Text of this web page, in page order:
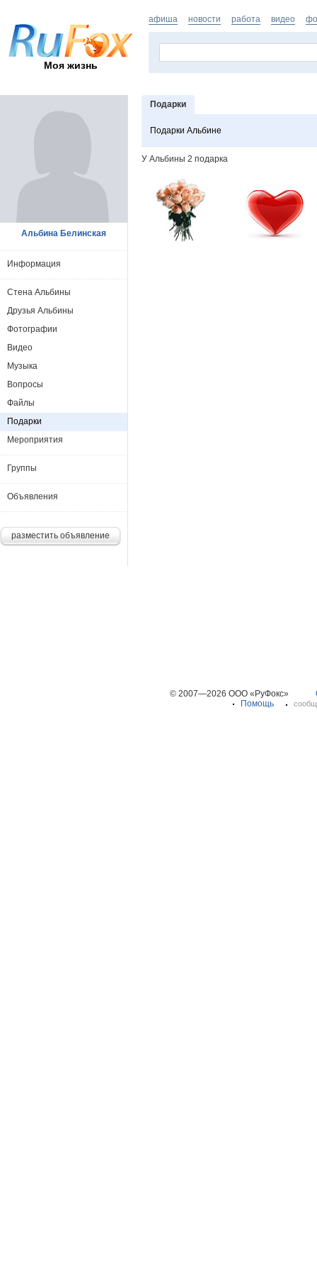
Моя жизнь
афиша новости работа видео
Подарки
Подарки Альбине
У Альбины 2 подарка
Альбина Белинская
Информация
Стена Альбины
Друзья Альбины
Фотографии
Видео
Музыка
Вопросы
Файлы
Подарки
Мероприятия
Группы
Объявления
разместить объявление
© 2007—2026 ООО «РуФокс»
Помощь